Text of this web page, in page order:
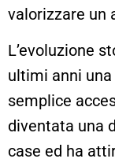
valorizzare un
L’evoluzione
ultimi anni una
semplice
diventata una
case ed ha